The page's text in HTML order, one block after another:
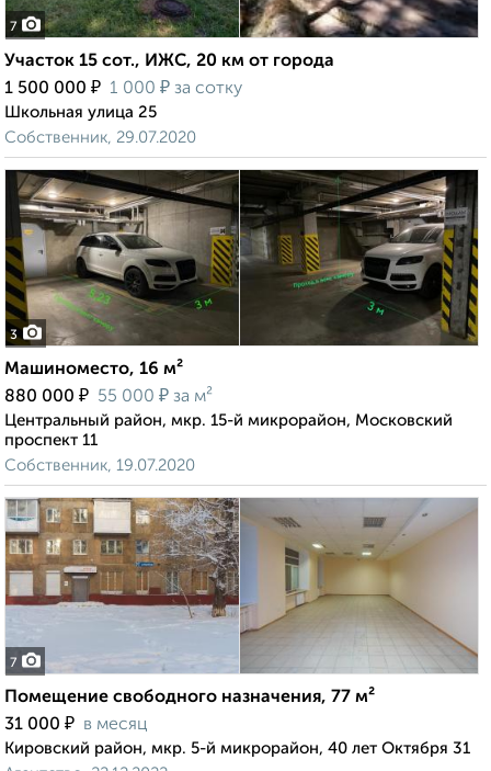
7
Участок 15 сот., ИЖС, 20 км от города
1 500 000 ₽ 1 000 ₽ за сотку
Школьная улица 25
Собственник, 29.07.2020
3
Машиноместо, 16 м²
880 000 ₽ 55 000 ₽ за м²
Центральный район, мкр. 15-й микрорайон, Московский
проспект 11
Собственник, 19.07.2020
7
Помещение свободного назначения, 77 м²
31 000 ₽ в месяц
Кировский район, мкр. 5-й микрорайон, 40 лет Октября 31